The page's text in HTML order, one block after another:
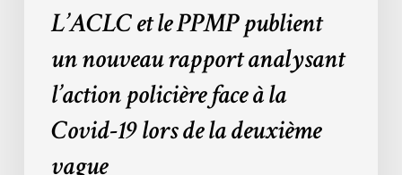
deuxième
L’ACLC et le PPMP publient
un nouveau rapport analysant
l’action policière face à la
Covid-19 lors de la deuxième
vague